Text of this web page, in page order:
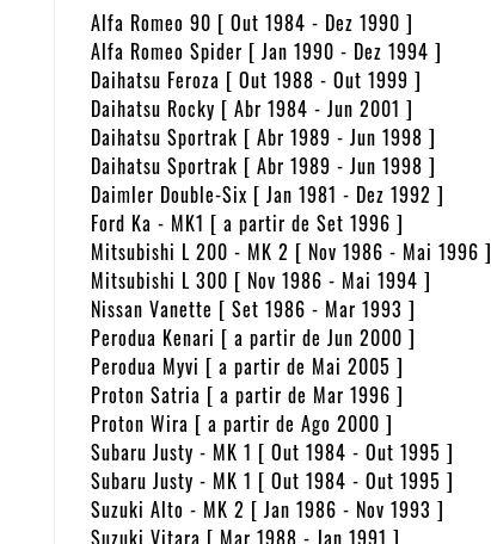
Alfa Romeo 90 [ Out 1984 - Dez 1990 ]
Alfa Romeo Spider [ Jan 1990 - Dez 1994 ]
Daihatsu Feroza [ Out 1988 - Out 1999 ]
Daihatsu Rocky [ Abr 1984 - Jun 2001 ]
Daihatsu Sportrak [ Abr 1989 - Jun 1998 ]
Daihatsu Sportrak [ Abr 1989 - Jun 1998 ]
Daimler Double-Six [ Jan 1981 - Dez 1992 ]
Ford Ka - MK1 [ a partir de Set 1996 ]
Mitsubishi L 200 - MK 2 [ Nov 1986 - Mai 1996 ]
Mitsubishi L 300 [ Nov 1986 - Mai 1994 ]
Nissan Vanette [ Set 1986 - Mar 1993 ]
Perodua Kenari [ a partir de Jun 2000 ]
Perodua Myvi [ a partir de Mai 2005 ]
Proton Satria [ a partir de Mar 1996 ]
Proton Wira [ a partir de Ago 2000 ]
Subaru Justy - MK 1 [ Out 1984 - Out 1995 ]
Subaru Justy - MK 1 [ Out 1984 - Out 1995 ]
Suzuki Alto - MK 2 [ Jan 1986 - Nov 1993 ]
Suzuki Vitara [ Mar 1988 - Jan 1991 ]